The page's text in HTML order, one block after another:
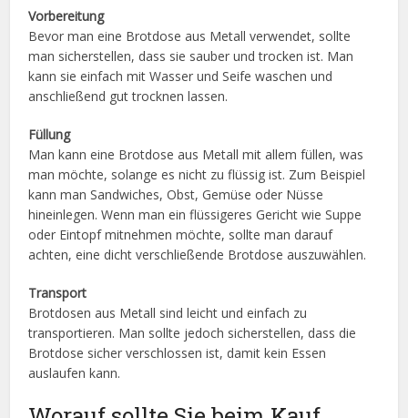
Vorbereitung
Bevor man eine Brotdose aus Metall verwendet, sollte
man sicherstellen, dass sie sauber und trocken ist. Man
kann sie einfach mit Wasser und Seife waschen und
anschließend gut trocknen lassen.
Füllung
Man kann eine Brotdose aus Metall mit allem füllen, was
man möchte, solange es nicht zu flüssig ist. Zum Beispiel
kann man Sandwiches, Obst, Gemüse oder Nüsse
hineinlegen. Wenn man ein flüssigeres Gericht wie Suppe
oder Eintopf mitnehmen möchte, sollte man darauf
achten, eine dicht verschließende Brotdose auszuwählen.
Transport
Brotdosen aus Metall sind leicht und einfach zu
transportieren. Man sollte jedoch sicherstellen, dass die
Brotdose sicher verschlossen ist, damit kein Essen
auslaufen kann.